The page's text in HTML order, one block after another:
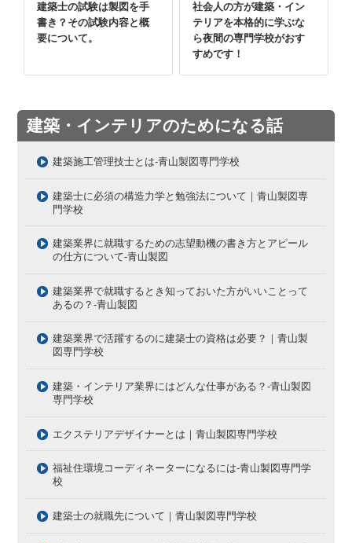
建築士の試験は製図を手
書き？その試験内容と概
要について。
社会人の方が建築・イン
テリアを本格的に学ぶな
ら夜間の専門学校がおす
すめです！
建築・インテリアのためになる話
建築施工管理技士とは-青山製図専門学校
建築士に必須の構造力学と勉強法について｜青山製図専
門学校
建築業界に就職するための志望動機の書き方とアピール
の仕方について-青山製図
建築業界で就職するとき知っておいた方がいいことって
あるの？-青山製図
建築業界で活躍するのに建築士の資格は必要？｜青山製
図専門学校
建築・インテリア業界にはどんな仕事がある？-青山製図
専門学校
エクステリアデザイナーとは｜青山製図専門学校
福祉住環境コーディネーターになるには-青山製図専門学
校
建築士の就職先について｜青山製図専門学校